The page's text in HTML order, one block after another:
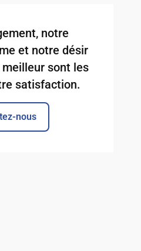
notre
et notre désir
sont les
satisfaction.
nous